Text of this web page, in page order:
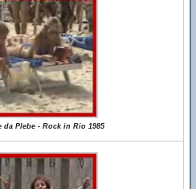
da Plebe - Rock in Rio 1985